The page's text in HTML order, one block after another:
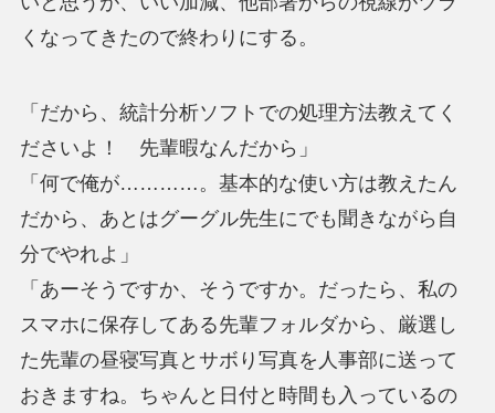
くなってきたので終わりにする。
「だから、統計分析ソフトでの処理方法教えてく
ださいよ！ 先輩暇なんだから」
「何で俺が…………。基本的な使い方は教えたん
だから、あとはグーグル先生にでも聞きながら自
分でやれよ」
「あーそうですか、そうですか。だったら、私の
スマホに保存してある先輩フォルダから、厳選し
た先輩の昼寝写真とサボり写真を人事部に送って
おきますね。ちゃんと日付と時間も入っているの